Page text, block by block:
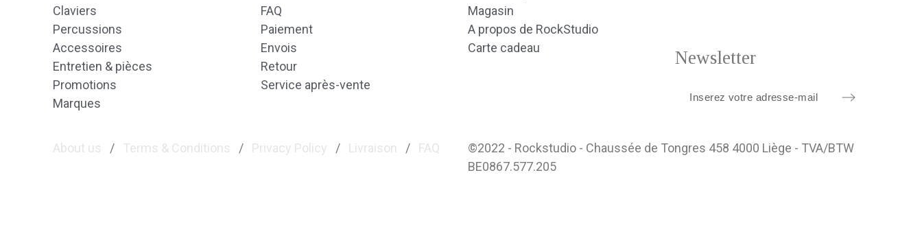
Claviers
Percussions
Accessoires
Entretien & pièces
Promotions
Marques
FAQ
Paiement
Envois
Retour
Service après-vente
Magasin
A propos de RockStudio
Carte cadeau
Newsletter
About us / Terms & Conditions / Privacy Policy / Livraison / FAQ
©2022 - Rockstudio - Chaussée de Tongres 458 4000 Liège - TVA/BTW
BE0867.577.205